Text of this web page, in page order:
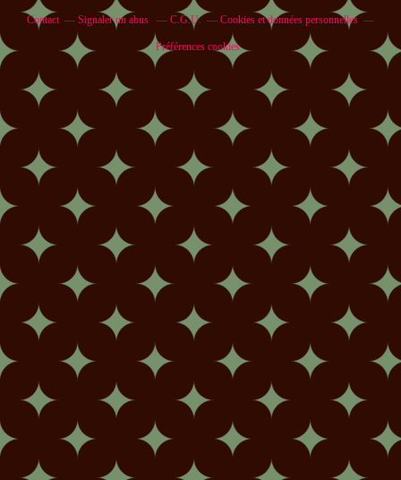
Contact Signaler un abus C.G.U. Cookies et données personnelles
Préférences cookies